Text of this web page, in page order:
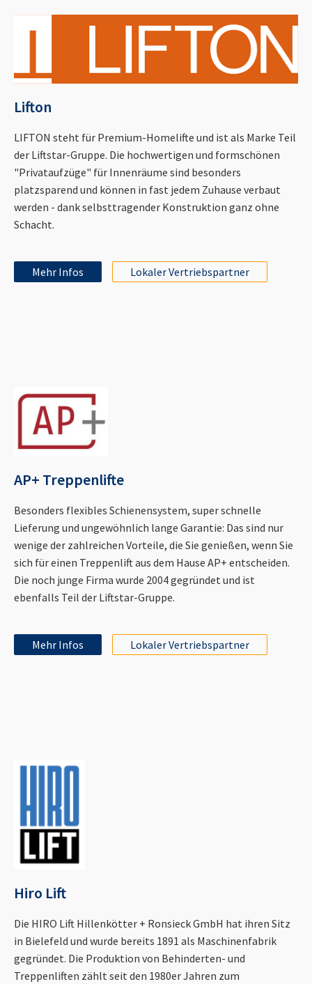
Lifton
LIFTON steht für Premium-Homelifte und ist als Marke Teil
der Liftstar-Gruppe. Die hochwertigen und formschönen
"Privataufzüge" für Innenräume sind besonders
platzsparend und können in fast jedem Zuhause verbaut
werden - dank selbsttragender Konstruktion ganz ohne
Schacht.
Mehr Infos Lokaler Vertriebspartner
AP+ Treppenlifte
Besonders flexibles Schienensystem, super schnelle
Lieferung und ungewöhnlich lange Garantie: Das sind nur
wenige der zahlreichen Vorteile, die Sie genießen, wenn Sie
sich für einen Treppenlift aus dem Hause AP+ entscheiden.
Die noch junge Firma wurde 2004 gegründet und ist
ebenfalls Teil der Liftstar-Gruppe.
Mehr Infos Lokaler Vertriebspartner
Hiro Lift
Die HIRO Lift Hillenkötter + Ronsieck GmbH hat ihren Sitz
in Bielefeld und wurde bereits 1891 als Maschinenfabrik
gegründet. Die Produktion von Behinderten- und
Treppenliften zählt seit den 1980er Jahren zum